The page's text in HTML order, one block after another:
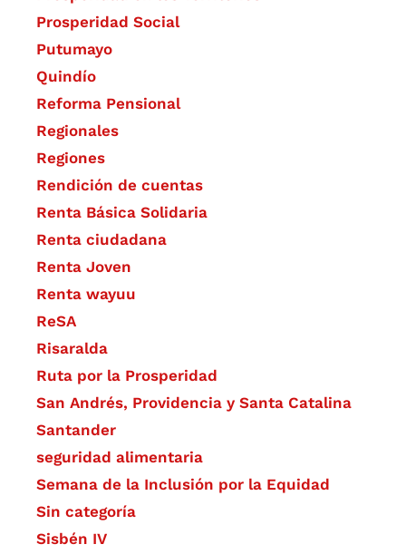
Prosperidad Social
Putumayo
Quindío
Reforma Pensional
Regionales
Regiones
Rendición de cuentas
Renta Básica Solidaria
Renta ciudadana
Renta Joven
Renta wayuu
ReSA
Risaralda
Ruta por la Prosperidad
San Andrés, Providencia y Santa Catalina
Santander
seguridad alimentaria
Semana de la Inclusión por la Equidad
Sin categoría
Sisbén IV